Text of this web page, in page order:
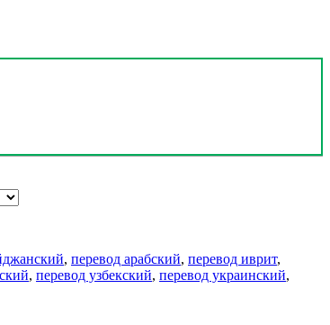
, перевод арабский, перевод иврит,
, перевод узбекский, перевод украинский,